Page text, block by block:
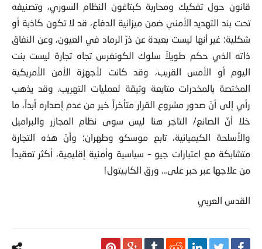
قانون حول تفكيك ومحاربة كبتاغون النظام السوري، وتصنيفه
تحت بند التهديد الأمني ضمن ميزانية الدفاع، قد لا تكون كاذبة أو
شكلية؛ غير أنها ليست بعيدة عن ذرّ الرماد في العيون، وعن النفاق
ذاته الذي حكم طويلاً سلوك الكونغرس تجاه تجارة ليست بنت
اليوم أو الأمس القريب، وقد كانت لأجهزة الأمن الأمريكية
المختصة بالمخدرات متابعة وثيقة لعمليات التهريب. وقد يذهب
رأي إلى أنّ صدور مشروع القرار متأخراً خير من عدم إصداره أبداً، ما
خلا أنّ الصانع/ التاجر هنا ليس سوى نظام المجازر والبراميل
والأسلحة الكيميائية، تابع موسكو وطهران؛ وأنّ هذه التجارة
متشابكة مع اعتبارات جيو – سياسية وأمنية إقليمية، أكثر تعقيداً
من علاجها عبر حبر على… ورق الكابيتول!
القدس العربي